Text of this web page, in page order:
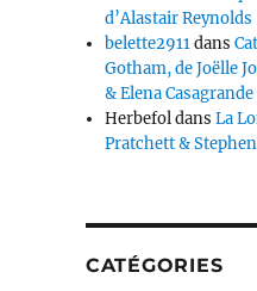
d’Alastair Reynolds
belette2911dans
Gotham, de Joëlle
& Elena Casagrande
HerbefoldansLa
Pratchett &
CATÉGORIES